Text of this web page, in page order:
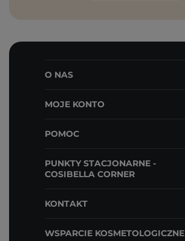
O NAS
MOJE KONTO
POMOC
PUNKTY STACJONARNE -
COSIBELLA CORNER
KONTAKT
WSPARCIE KOSMETOLOGICZNE